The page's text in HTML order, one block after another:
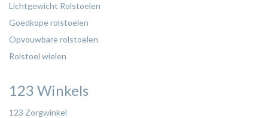
Lichtgewicht Rolstoelen
Goedkope rolstoelen
Opvouwbare rolstoelen
Rolstoel wielen
123 Winkels
123 Zorgwinkel